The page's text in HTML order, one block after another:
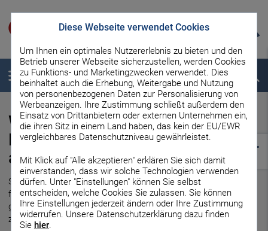
Diese Webseite verwendet Cookies
Um Ihnen ein optimales Nutzererlebnis zu bieten und den
Betrieb unserer Webseite sicherzustellen, werden Cookies
zu Funktions- und Marketingzwecken verwendet. Dies
beinhaltet auch die Erhebung, Weitergabe und Nutzung
von personenbezogenen Daten zur Personalisierung von
Werbeanzeigen. Ihre Zustimmung schließt außerdem den
Einsatz von Drittanbietern oder externen Unternehmen ein,
die ihren Sitz in einem Land haben, das kein der EU/EWR
vergleichbares Datenschutzniveau gewährleistet.
Mit Klick auf "Alle akzeptieren" erklären Sie sich damit
einverstanden, dass wir solche Technologien verwenden
dürfen. Unter "Einstellungen" können Sie selbst
entscheiden, welche Cookies Sie zulassen. Sie können
Ihre Einstellungen jederzeit ändern oder Ihre Zustimmung
widerrufen. Unsere Datenschutzerklärung dazu finden
Sie hier.
Menü Suche
Was kostet ein Haus? Diese
Kosten kommen beim Hausbau
auf Sie zu!
Sie wollen Ihren Traum verwirklichen und ein Haus bauen? Dann
fragen Sie sich bestimmt, wie hoch die Hausbaukosten sind. Wir
geben Ihnen einen Überblick über die Kosten beim Hausbau und
zeigen Ihnen, wie Sie sparen können.